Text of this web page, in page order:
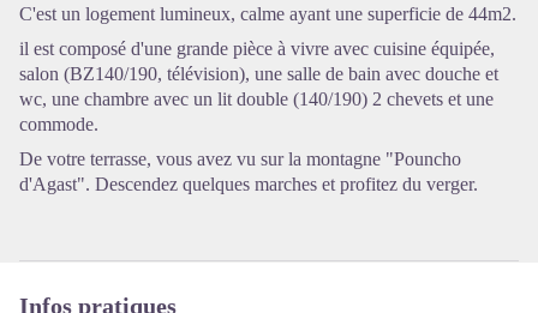
C'est un logement lumineux, calme ayant une superficie de 44m2.
il est composé d'une grande pièce à vivre avec cuisine équipée,
salon (BZ140/190, télévision), une salle de bain avec douche et
wc, une chambre avec un lit double (140/190) 2 chevets et une
commode.
De votre terrasse, vous avez vu sur la montagne "Pouncho
d'Agast". Descendez quelques marches et profitez du verger.
Infos pratiques